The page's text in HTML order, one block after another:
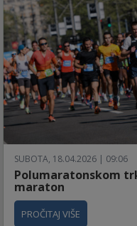
SUBOTA, 18.04.2026 | 09:06
Polumaratonskom
maraton
PROČITAJ VIŠE